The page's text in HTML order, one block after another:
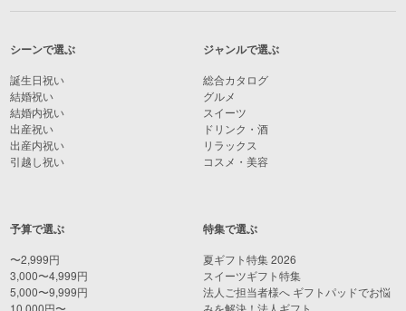
シーンで選ぶ
誕生日祝い
結婚祝い
結婚内祝い
出産祝い
出産内祝い
引越し祝い
予算で選ぶ
〜2,999円
3,000〜4,999円
5,000〜9,999円
10,000円〜
ジャンルで選ぶ
総合カタログ
グルメ
スイーツ
ドリンク・酒
リラックス
コスメ・美容
特集で選ぶ
夏ギフト特集 2026
スイーツギフト特集
法人ご担当者様へ ギフトパッドでお悩
みを解決！法人ギフト